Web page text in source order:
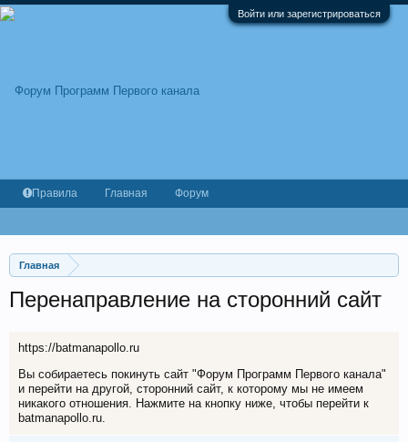
Войти или зарегистрироваться
Главная
Перенаправление на сторонний сайт
https://batmanapollo.ru
Вы собираетесь покинуть сайт "Форум Программ Первого канала"
и перейти на другой, сторонний сайт, к которому мы не имеем
никакого отношения. Нажмите на кнопку ниже, чтобы перейти к
batmanapollo.ru.
Правила Главная Форум